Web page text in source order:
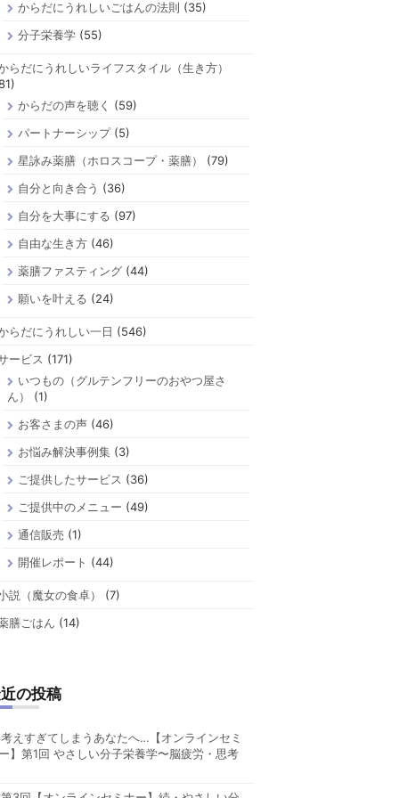
からだにうれしいごはんの法則 (35)
分子栄養学(55)
らだにうれしいライフスタイル（生き方）
からだの声を聴く
(59)
パートナーシップ(5)
星詠み薬膳（ホロスコープ・薬膳）
(79)
自分と向き合う (36)
自分を大事にする (97)
自由な生き方(46)
薬膳ファスティング(44)
願いを叶える (24)
らだにうれしい一日 (546)
ービス (171)
いつもの（グルテンフリーのおやつ屋さ
ん）
(1)
お客さまの声(46)
お悩み解決事例集 (3)
ご提供したサービス (36)
ご提供中のメニュー (49)
通信販売 (1)
開催レポート (44)
説（魔女の食卓）
(7)
膳ごはん (14)
の投稿
考えすぎてしまうあなたへ…【オンラインセミ
】第1回 やさしい分子栄養学〜脳疲労・思考